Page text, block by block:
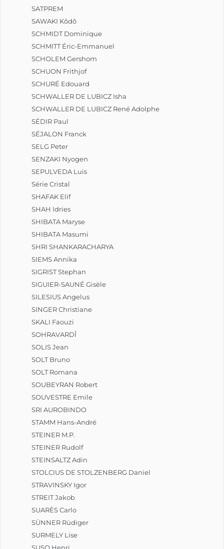
SATPREM
SAWAKI Kôdô
SCHMIDT Dominique
SCHMITT Éric-Emmanuel
SCHOLEM Gershom
SCHUON Frithjof
SCHURÉ Edouard
SCHWALLER DE LUBICZ Isha
SCHWALLER DE LUBICZ René Adolphe
SÉDIR Paul
SÉJALON Franck
SELG Peter
SENZAKI Nyogen
SEPULVEDA Luis
Série Cristal
SHAFAK Elif
SHAH Idries
SHIBATA Maryse
SHIBATA Masumi
SHRI SHANKARACHARYA
SIEMS Annika
SIGRIST Stephan
SIGUIER-SAUNÉ Gisèle
SILESIUS Angelus
SINGER Christiane
SKALI Faouzi
SOHRAVARDÎ
SOLIS Jean
SOLT Bruno
SOLT Romana
SOUBEYRAN Robert
SOUVESTRE Emile
SRI AUROBINDO
STAMM Hans-André
STEINER M.P.
STEINER Rudolf
STEINSALTZ Adin
STOLCIUS DE STOLZENBERG Daniel
STRAVINSKY Igor
STREIT Jakob
SUARÈS Carlo
SÜNNER Rüdiger
SURMELY Lise